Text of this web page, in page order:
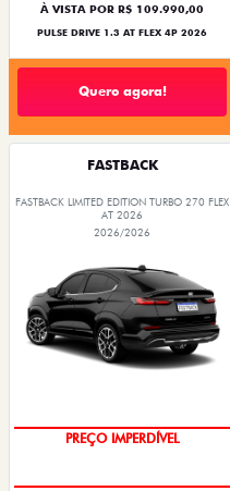
À VISTA POR R$ 109.990,00
PULSE DRIVE 1.3 AT FLEX 4P 2026
Quero agora!
FASTBACK
FASTBACK LIMITED EDITION TURBO 270 FLEX
AT 2026
2026/2026
COM USADO NA TROCA